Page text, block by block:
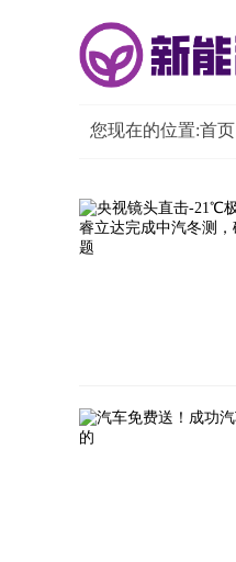
您现在的位置:首页